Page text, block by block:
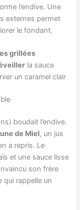
l’endive. Une
externes permet
le fondant.
grillées
la sauce
un caramel clair
boudait l’endive.
de Miel, un jus
a repris. Le
et une sauce lisse
son frère
qui rappelle un